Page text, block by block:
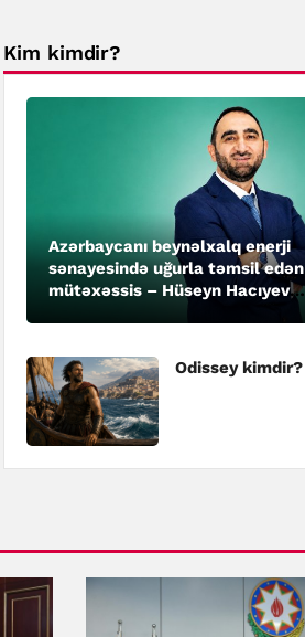
Kim kimdir?
Azərbaycanı beynəlxalq enerji
sənayesində uğurla təmsil edən
mütəxəssis – Hüseyn Hacıyev
Odissey kimdir?